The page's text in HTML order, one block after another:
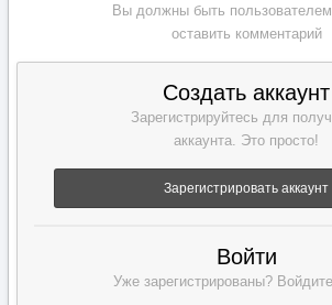
Вы должны быть
оставить комментарий
Создать аккаунт
Зарегистрируйтесь для
аккаунта. Это просто!
Зарегистрировать аккаунт
Войти
Уже зарегистрированы?